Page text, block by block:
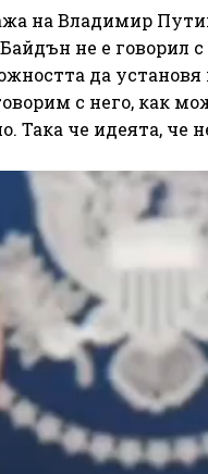
на Владимир
не е говорил
да установя
с него, как
Така че идеята, че